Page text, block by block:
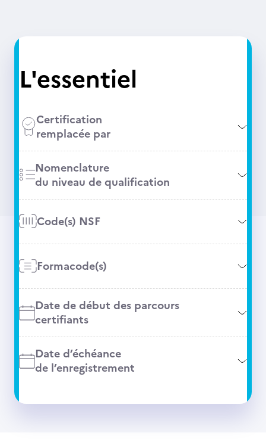
L'essentiel
Certification
remplacée par
Nomenclature
du niveau de qualification
Code(s) NSF
Formacode(s)
Date de début des parcours
certifiants
Date d’échéance
de l’enregistrement